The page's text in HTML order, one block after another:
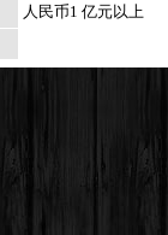
人民币1 亿元以上